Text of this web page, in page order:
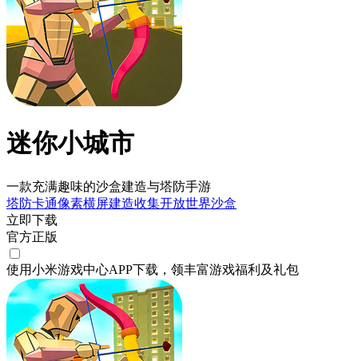
迷你小城市
一款充满趣味的沙盒建造与塔防手游
塔防卡通像素横屏建造收集开放世界沙盒
立即下载
官方正版
使用小米游戏中心APP下载 ，领丰富游戏福利 及礼包